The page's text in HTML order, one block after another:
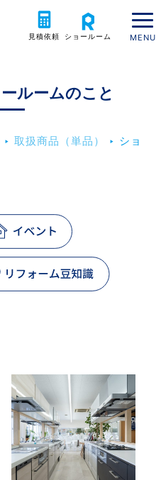
見積依頼 ショールーム
ルームのこと
‣ 取扱商品（単品） ‣ ショ